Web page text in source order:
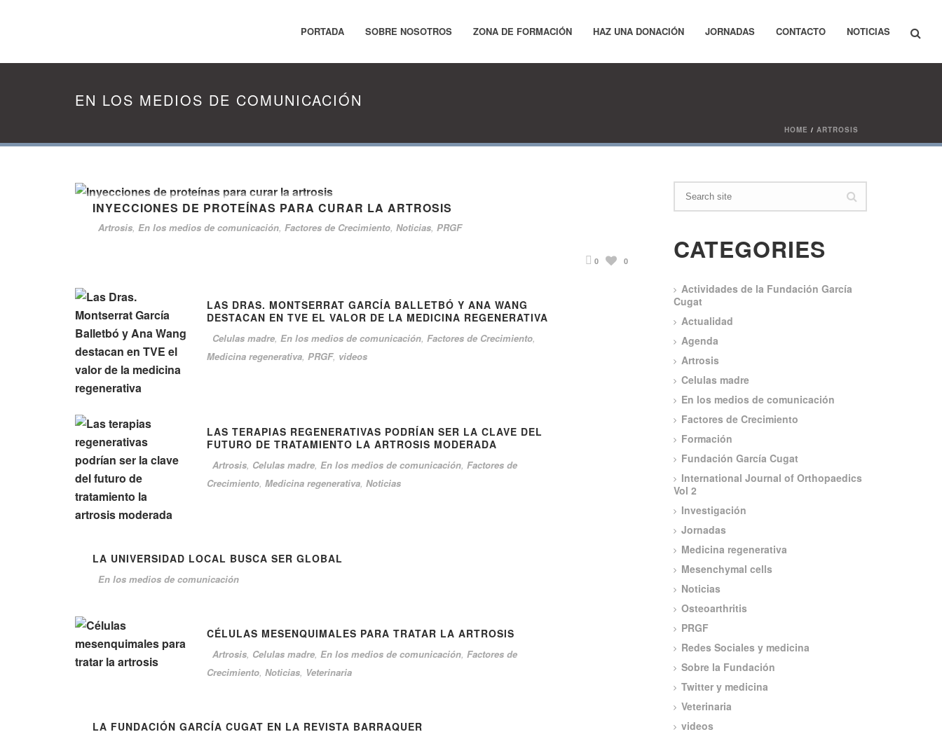
PORTADA SOBRE NOSOTROS ZONA DE FORMACIÓN HAZ UNA DONACIÓN JORNADAS CONTACTO NOTICIAS
EN LOS MEDIOS DE COMUNICACIÓN
HOME / ARTROSIS
INYECCIONES DE PROTEÍNAS PARA CURAR LA ARTROSIS
Artrosis, En los medios de comunicación, Factores de Crecimiento, Noticias, PRGF
0 0
LAS DRAS. MONTSERRAT GARCÍA BALLETBÓ Y ANA WANG
DESTACAN EN TVE EL VALOR DE LA MEDICINA REGENERATIVA
Celulas madre, En los medios de comunicación, Factores de Crecimiento,
Medicina regenerativa, PRGF, videos
LAS TERAPIAS REGENERATIVAS PODRÍAN SER LA CLAVE DEL
FUTURO DE TRATAMIENTO LA ARTROSIS MODERADA
Artrosis, Celulas madre, En los medios de comunicación, Factores de
Crecimiento, Medicina regenerativa, Noticias
LA UNIVERSIDAD LOCAL BUSCA SER GLOBAL
En los medios de comunicación
CÉLULAS MESENQUIMALES PARA TRATAR LA ARTROSIS
Artrosis, Celulas madre, En los medios de comunicación, Factores de
Crecimiento, Noticias, Veterinaria
LA FUNDACIÓN GARCÍA CUGAT EN LA REVISTA BARRAQUER
CATEGORIES
Actividades de la Fundación García
Cugat
Actualidad
Agenda
Artrosis
Celulas madre
En los medios de comunicación
Factores de Crecimiento
Formación
Fundación García Cugat
International Journal of Orthopaedics
Vol 2
Investigación
Jornadas
Medicina regenerativa
Mesenchymal cells
Noticias
Osteoarthritis
PRGF
Redes Sociales y medicina
Sobre la Fundación
Twitter y medicina
Veterinaria
videos